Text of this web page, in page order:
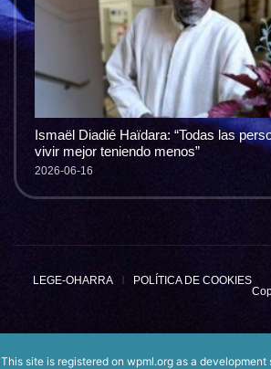
Ismaël Diadié Haïdara: “Todas las
vivir mejor teniendo menos”
2026-06-16
LEGE-OHARRA
POLÍTICA DE COOKIES
This site is registered on wpml.org as a development